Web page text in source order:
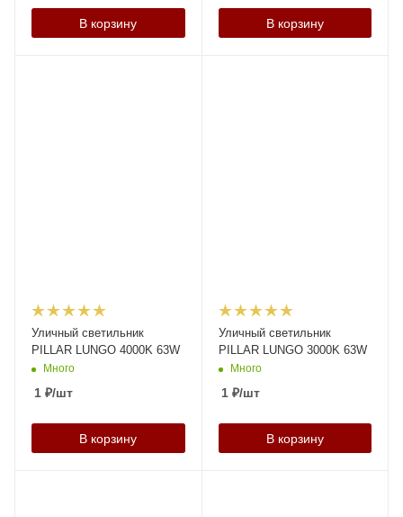
В корзину В корзину
Уличный светильник
PILLAR LUNGO 4000K 63W
Много
1 ₽/шт
В корзину
Уличный светильник
PILLAR LUNGO 3000K 63W
Много
1₽/шт
В корзину